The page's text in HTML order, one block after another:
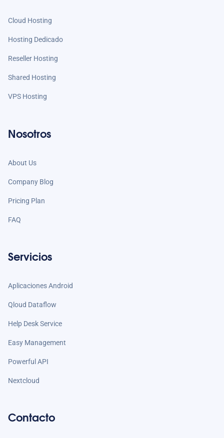
Cloud Hosting
Hosting Dedicado
Reseller Hosting
Shared Hosting
VPS Hosting
Nosotros
About Us
Company Blog
Pricing Plan
FAQ
Servicios
Aplicaciones Android
Qloud Dataflow
Help Desk Service
Easy Management
Powerful API
Nextcloud
Contacto